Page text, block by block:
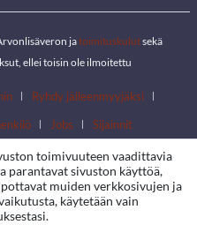
jatoimituskulutsekä
ellei toisin ole ilmoitettu
Ryhdy jälleenmyyjäksi
Jobs Sijainnit
toimivuuteen vaadittavia
parantavat sivuston käyttöä,
muiden verkkosivujen ja
käytetään vain